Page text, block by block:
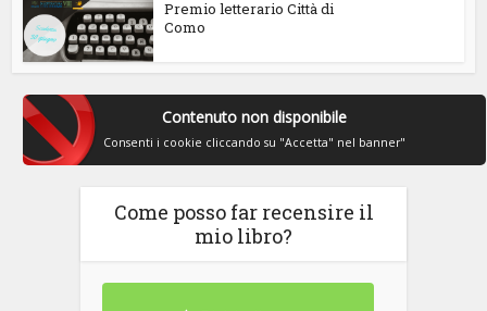
Premio letterario Città di
Como
Contenuto non disponibile
Consenti i cookie cliccando su "Accetta" nel banner"
Come posso far recensire il
mio libro?